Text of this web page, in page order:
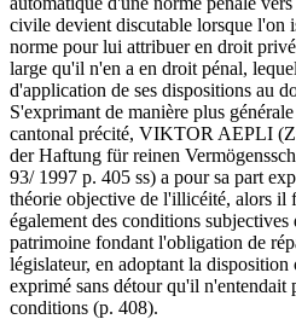
civile devient discutable lorsque l'on
norme pour lui attribuer en droit
large qu'il n'en a en droit pénal,
d'application de ses dispositions au
S'exprimant de manière plus
cantonal précité, VIKTOR AEPLI
der Haftung für reinen
93/ 1997 p. 405 ss) a pour sa part
théorie objective de l'illicéité, alors il
également des conditions
patrimoine fondant l'obligation de
législateur, en adoptant la
exprimé sans détour qu'il n'entendait
conditions (p. 408).